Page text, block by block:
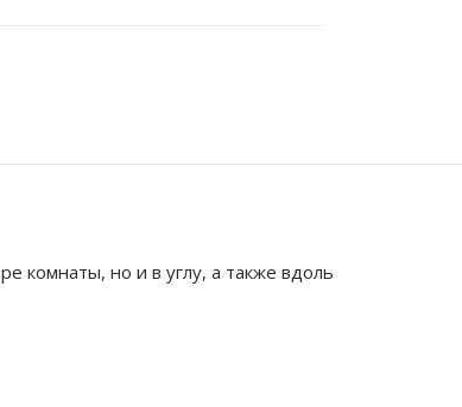
комнаты, но и в углу, а также вдоль